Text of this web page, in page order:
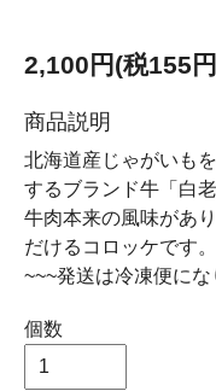
2,100円(税155
商品説明
北海道産じゃがいも
するブランド牛「白
牛肉本来の風味があ
だけるコロッケです。
~~~発送は冷凍便に
個数